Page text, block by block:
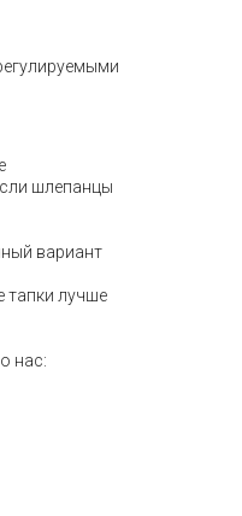
шлепанцы
вариант
тапки лучше
нас: